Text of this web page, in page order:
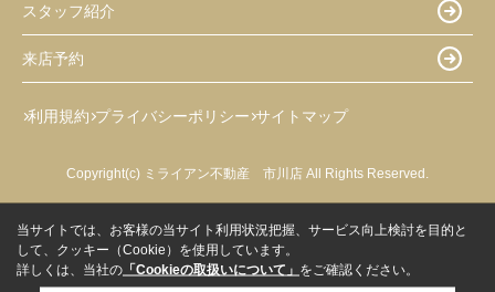
スタッフ紹介
来店予約
利用規約 プライバシーポリシー サイトマップ
Copyright(c) ミライアン不動産 市川店 All Rights Reserved.
当サイトでは、お客様の当サイト利用状況把握、サービス向上検討を目的と
して、クッキー（Cookie）を使用しています。
詳しくは、当社の 「Cookieの取扱いについて」 をご確認ください。